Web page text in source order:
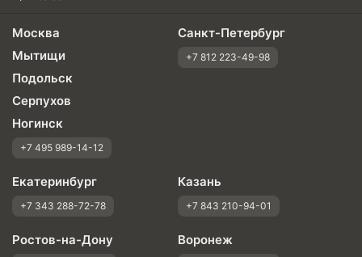
Москва
Мытищи
Подольск
Серпухов
Ногинск
+7 495 989-14-12
Санкт-Петербург
+7 812 223-49-98
Екатеринбург
+7 343 288-72-78
Казань
+7 843 210-94-01
Ростов-на-Дону Воронеж